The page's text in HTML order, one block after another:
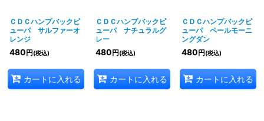
ＣＤＣハンプバックピ
ューパ サルファーオ
レンジ
480 円 (税込)
カートに入れる
ＣＤＣハンプバックピ
ューパ ナチュラルグ
レー
480 円 (税込)
カートに入れる
ＣＤＣハンプバックピ
ューパ ペールモーニ
ングダン
480 円 (税込)
カートに入れる